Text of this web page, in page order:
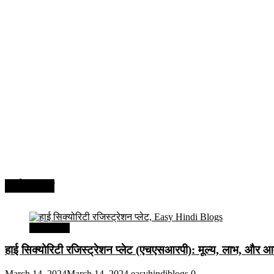
हाई सिक्योरिटी रजिस्ट्रेशन प्लेट (एचएसआरपी): मूल्य, लाभ,